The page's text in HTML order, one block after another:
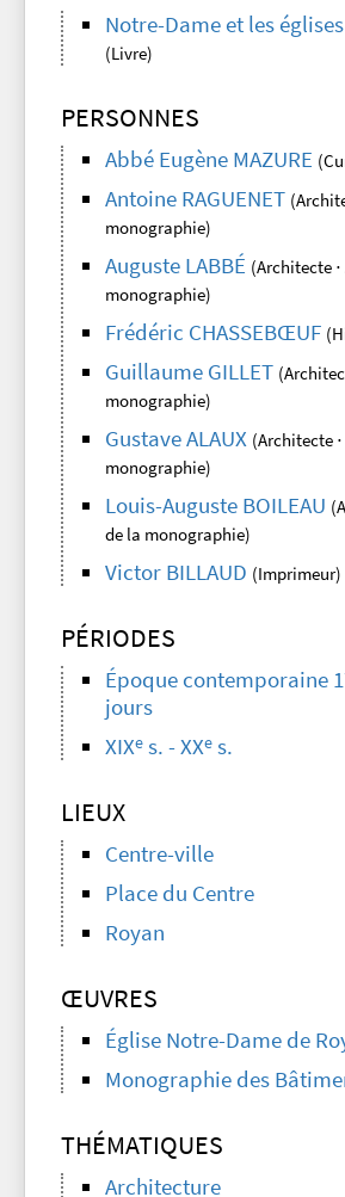
Notre-Dame et les
(Livre)
PERSONNES
Abbé Eugène MAZURE
Antoine RAGUENET
monographie)
Auguste LABBÉ (Architecte
monographie)
Frédéric CHASSEBŒUF
Guillaume GILLET
monographie)
Gustave ALAUX (Architecte
monographie)
Louis-Auguste BOILEAU
de la monographie)
Victor BILLAUD (Imprimeur)
PÉRIODES
Époque contemporaine
jours
XIXe s. - XXe s.
LIEUX
Centre-ville
Place du Centre
Royan
ŒUVRES
Église Notre-Dame de
Monographie des
THÉMATIQUES
Architecture